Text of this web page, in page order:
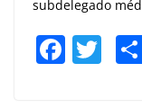
subdelegado
F T